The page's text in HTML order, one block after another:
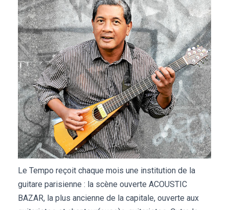
Le Tempo reçoit chaque mois une institution de la
guitare parisienne : la scène ouverte ACOUSTIC
BAZAR, la plus ancienne de la capitale, ouverte aux